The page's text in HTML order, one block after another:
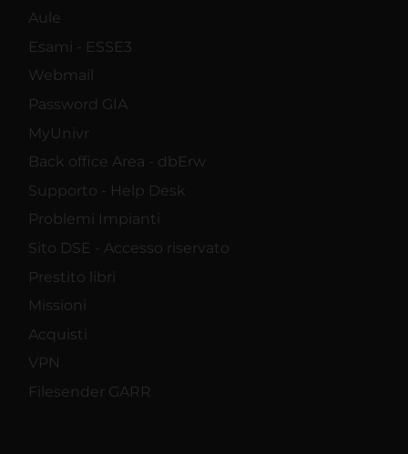
Aule
Esami - ESSE3
Webmail
Password GIA
MyUnivr
Back office Area - dbErw
Supporto - Help Desk
Problemi Impianti
Sito DSE - Accesso riservato
Prestito libri
Missioni
Acquisti
VPN
Filesender GARR